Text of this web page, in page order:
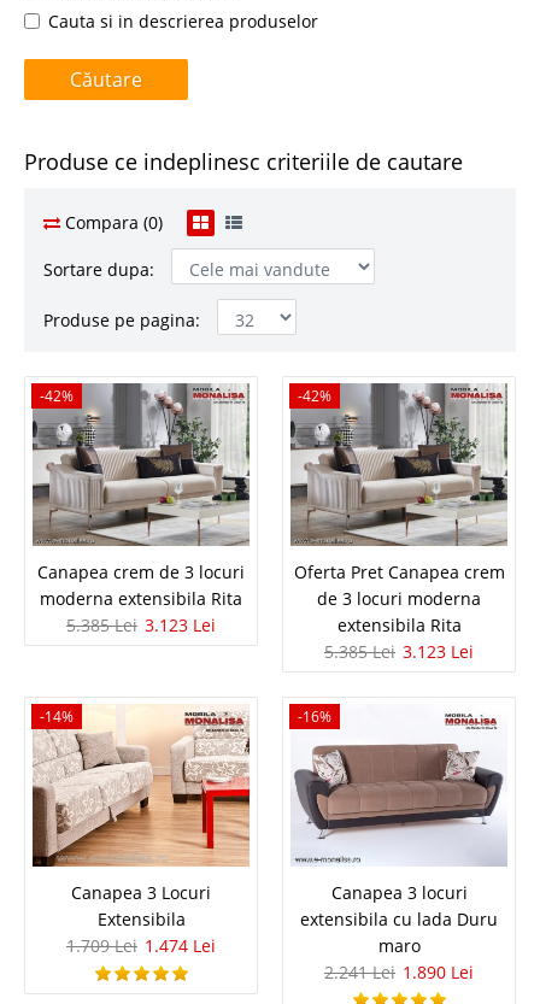
Cauta si in descrierea produselor
Produse ce indeplinesc criteriile de cautare
Compara (0)
Sortare dupa:
Produse pe pagina:
-42%
Canapea crem de 3 locuri moderna
extensibila Rita
Canapele crem de 3 locuri ⭐ Extensibile ⭐ Moderne ⭐ Elegante
propune o linie de design ce promoveaza stralucirea prin simplitate si bun
gust O canapea moderna crem Rita..
Compara
5.385 Lei
3.123 Lei
Vezi Detalii
Adauga la Favorite
-42%
Canapea crem de 3 locuri
moderna extensibila Rita
5.385 Lei 3.123 Lei
-42%
Oferta Pret Canapea crem
de 3 locuri moderna
extensibila Rita
5.385 Lei 3.123 Lei
-14%
Canapea 3 Locuri
Extensibila
1.709 Lei 1.474 Lei
-16%
Canapea 3 locuri
extensibila cu lada Duru
maro
2.241 Lei 1.890 Lei